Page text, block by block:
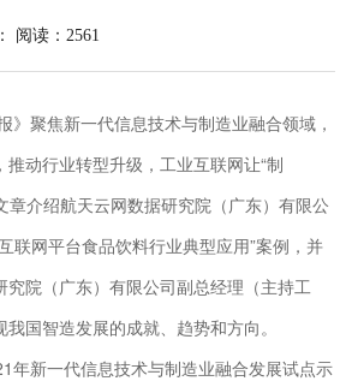
阅读：2561
》聚焦新一代信息技术与制造业融合领域，
动行业转型升级，工业互联网让“制
章介绍航天云网数据研究院（广东）有限公
联网平台食品饮料行业典型应用”案例，并
究院（广东）有限公司副总经理（主持工
国智造发展的成就、趋势和方向。
年新一代信息技术与制造业融合发展试点示